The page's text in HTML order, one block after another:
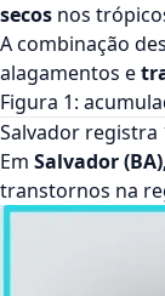
secos nos
A combinação
alagamentos e
Figura 1:
Salvador registra
Em Salvador
transtornos na